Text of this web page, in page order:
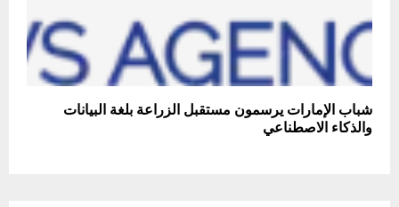
شباب الإمارات يرسمون مستقبل الزراعة بلغة البيانات
والذكاء الاصطناعي